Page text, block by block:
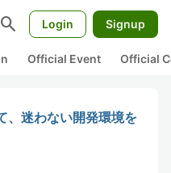
search Login Signup
Official Event Official
、迷わない開発環境を